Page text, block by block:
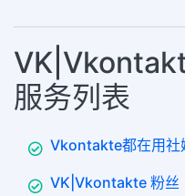
服务列表
Vkontakte都在用社
VK|Vkontakte 粉丝